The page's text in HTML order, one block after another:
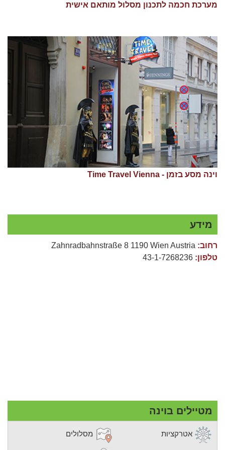
מערכת חכמה לתכנון מסלול מותאם אישית
וינה מסע בזמן - Time Travel Vienna
מידע
רחוב:
טלפון:
מטיילים בוינה
אטרקציות מסלולים